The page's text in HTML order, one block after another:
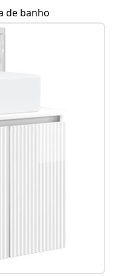
de banho